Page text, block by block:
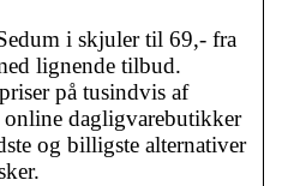
i skjuler til 69,- fra
lignende tilbud.
på tusindvis af
online dagligvarebutikker
og billigste alternativer